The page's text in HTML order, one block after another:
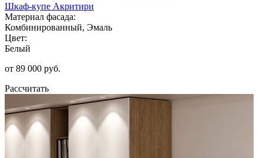
Шкаф-купе Акритири
Материал фасада:
Комбинированный, Эмаль
Цвет:
Белый
от 89 000 руб.
Рассчитать